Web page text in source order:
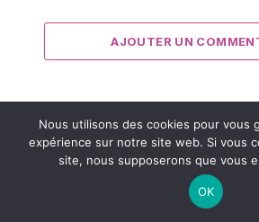
AJOUTER UN
Comment faire le
7 juillet 2026
Nous utilisons des cookies pour vous
expérience sur notre site web. Si vous
site, nous supposerons que vous
OK